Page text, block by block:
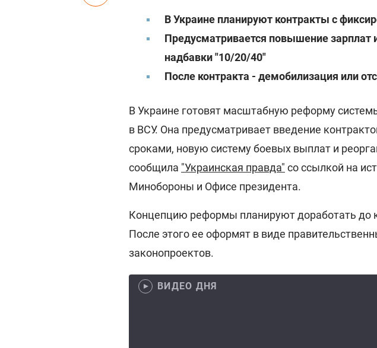
В Украине планируют контракты с
Предусматривается повышение зарплат
надбавки "10/20/40"
После контракта - демобилизация или
В Украине готовят масштабную реформу
в ВСУ. Она предусматривает введение
сроками, новую систему боевых выплат и
сообщила "Украинская правда" со ссылкой на
Минобороны и Офисе президента.
Концепцию реформы планируют доработать до
После этого ее оформят в виде
законопроектов.
ВИДЕО ДНЯ